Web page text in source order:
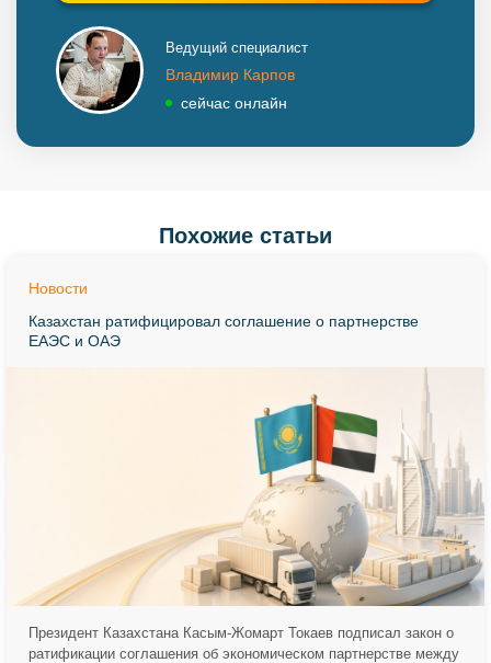
Ведущий специалист
Владимир Карпов
сейчас онлайн
Похожие статьи
Новости
Казахстан ратифицировал соглашение о партнерстве
ЕАЭС и ОАЭ
Президент Казахстана Касым-Жомарт Токаев подписал закон о
ратификации соглашения об экономическом партнерстве между